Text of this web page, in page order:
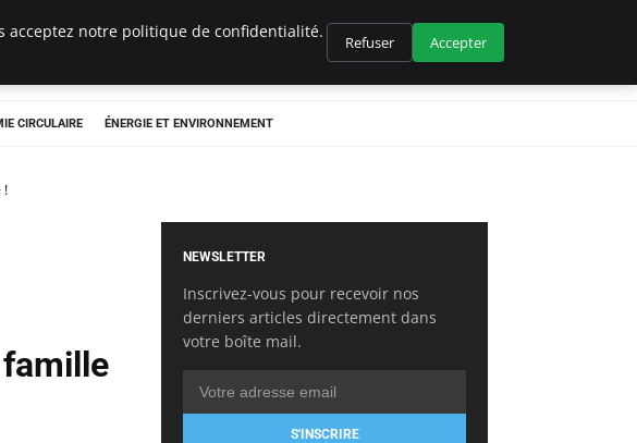
CIRCULAIRE ÉNERGIE ET ENVIRONNEMENT
!
NEWSLETTER
Inscrivez-vous pour recevoir nos
derniers articles directement dans
votre boîte mail.
S'INSCRIRE
acceptez notre politique de confidentialité.
Refuser Accepter